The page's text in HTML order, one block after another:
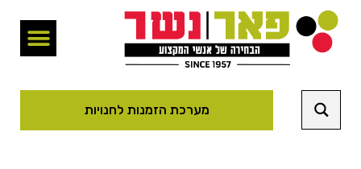
מערכת הזמנות לחנויות